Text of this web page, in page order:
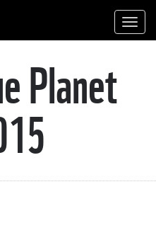
Planet